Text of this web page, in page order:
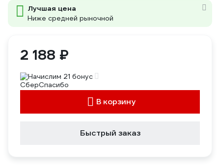
Лучшая цена
Ниже средней рыночной
2 188 ₽
Начислим 21 бонус
В корзину
Быстрый заказ